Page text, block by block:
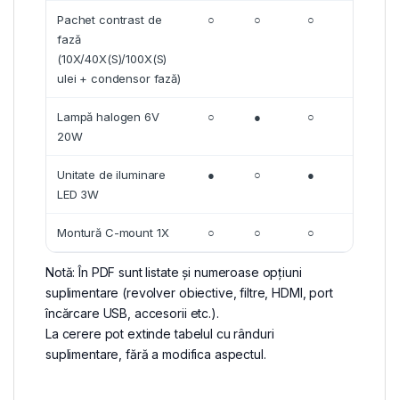
Pachet contrast de
fază
(10X/40X(S)/100X(S)
ulei + condensor fază)
○ ○ ○
Lampă halogen 6V
20W
○ ● ○
Unitate de iluminare
LED 3W
● ○ ●
Montură C-mount 1X ○ ○ ○
Notă: În PDF sunt listate și numeroase opțiuni
suplimentare (revolver obiective, filtre, HDMI, port
încărcare USB, accesorii etc.).
La cerere pot extinde tabelul cu rânduri
suplimentare, fără a modifica aspectul.